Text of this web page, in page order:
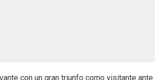
con un gran triunfo como visitante ante